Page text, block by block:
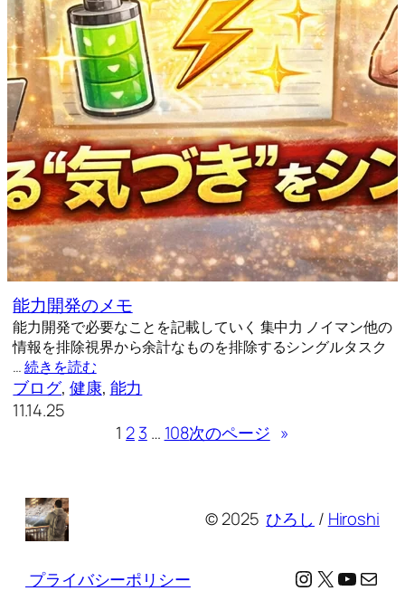
能力開発のメモ
能力開発で必要なことを記載していく 集中力 ノイマン他の
情報を排除視界から余計なものを排除するシングルタスク
…続きを読む
ブログ, 健康, 能力
11.14.25
1 23 … 108次のページ »
© 2025ひろし / Hiroshi
プライバシーポリシー Instagram
X メール